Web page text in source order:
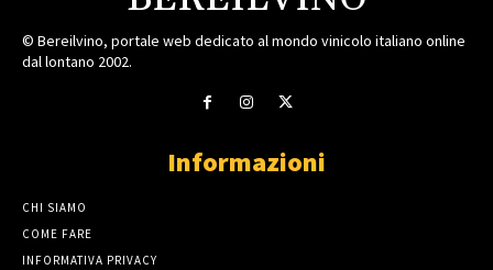
© Bereilvino, portale web dedicato al mondo vinicolo italiano online
dal lontano 2002.
Informazioni
CHI SIAMO
COME FARE
INFORMATIVA PRIVACY